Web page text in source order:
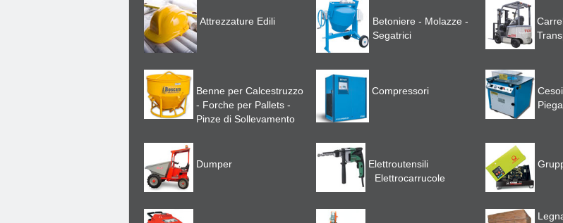
Attrezzature Edili
Betoniere - Molazze -
Segatrici
Benne per Calcestruzzo
- Forche per Pallets -
Pinze di Sollevamento
Compressori
Dumper
Elettroutensili
Elettrocarrucole